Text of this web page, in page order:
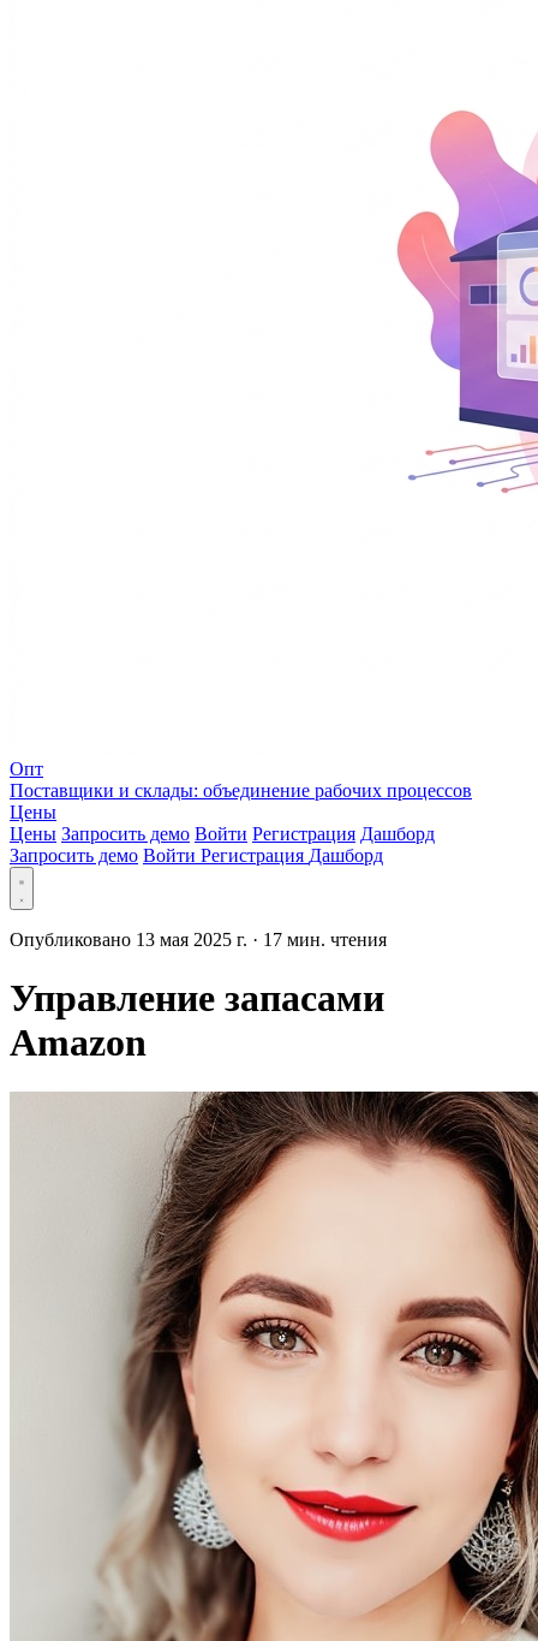
Опт
Поставщики и склады: объединение рабочих процессов
Цены
Цены Запросить демо Войти Регистрация Дашборд
Запросить демо Войти Регистрация Дашборд
Опубликовано 13 мая 2025 г. · 17 мин. чтения
Управление запасами
Amazon